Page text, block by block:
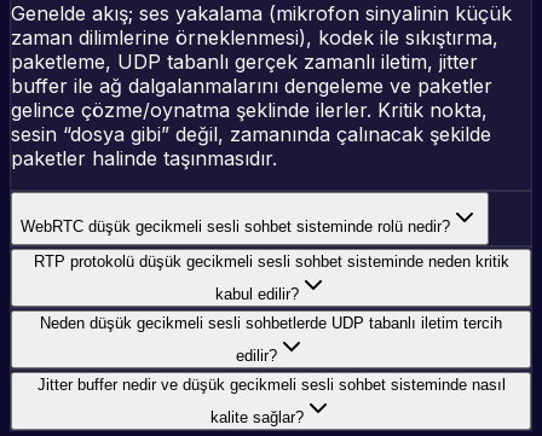
Genelde akış; ses yakalama (mikrofon sinyalinin küçük
zaman dilimlerine örneklenmesi), kodek ile sıkıştırma,
paketleme, UDP tabanlı gerçek zamanlı iletim, jitter
buffer ile ağ dalgalanmalarını dengeleme ve paketler
gelince çözme/oynatma şeklinde ilerler. Kritik nokta,
sesin “dosya gibi” değil, zamanında çalınacak şekilde
paketler halinde taşınmasıdır.
WebRTC düşük gecikmeli sesli sohbet sisteminde rolü nedir?
RTP protokolü düşük gecikmeli sesli sohbet sisteminde neden kritik
kabul edilir?
Neden düşük gecikmeli sesli sohbetlerde UDP tabanlı iletim tercih
edilir?
Jitter buffer nedir ve düşük gecikmeli sesli sohbet sisteminde nasıl
kalite sağlar?